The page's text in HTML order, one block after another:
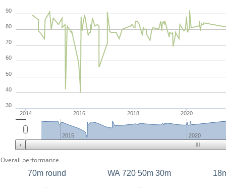
2014 2016 2018 2020
30
40
50
60
70
80
90
2020
2015
Overall performance
70m round
WA 720 50m 30m